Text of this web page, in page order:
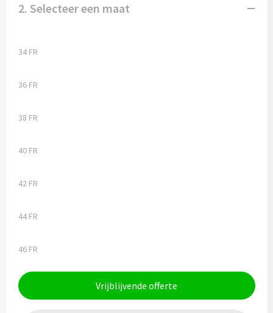
2. Selecteer een maat
34 FR
36 FR
38 FR
40 FR
42 FR
44 FR
46 FR
Vrijblijvende offerte